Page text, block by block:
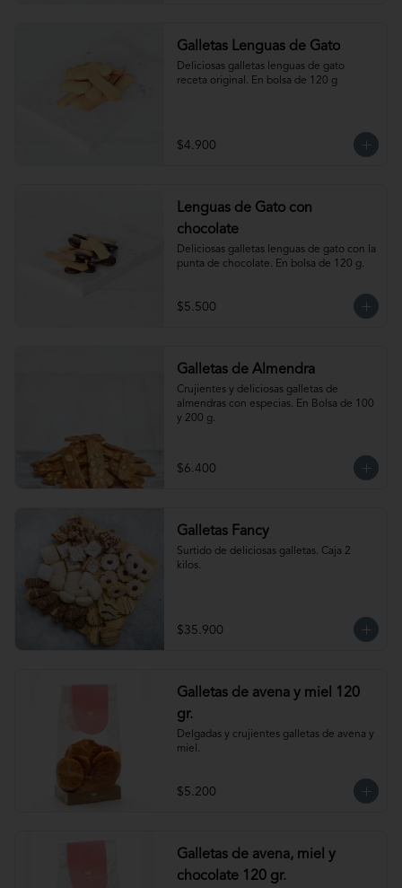
Galletas Lenguas de Gato
Deliciosas galletas lenguas de gato
receta original. En bolsa de 120 g
$4.900
Lenguas de Gato con
chocolate
Deliciosas galletas lenguas de gato con la
punta de chocolate. En bolsa de 120 g.
$5.500
Galletas de Almendra
Crujientes y deliciosas galletas de
almendras con especias. En Bolsa de 100
y 200 g.
$6.400
Galletas Fancy
Surtido de deliciosas galletas. Caja 2
kilos.
$35.900
Galletas de avena y miel 120
gr.
Delgadas y crujientes galletas de avena y
miel.
$5.200
Galletas de avena, miel y
chocolate 120 gr.